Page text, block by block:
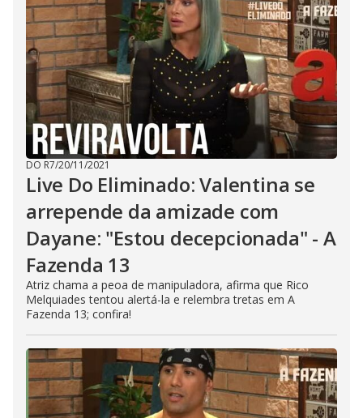
DO R7/20/11/2021
Live Do Eliminado: Valentina se
arrepende da amizade com
Dayane: "Estou decepcionada" - A
Fazenda 13
Atriz chama a peoa de manipuladora, afirma que Rico
Melquiades tentou alertá-la e relembra tretas em A
Fazenda 13; confira!